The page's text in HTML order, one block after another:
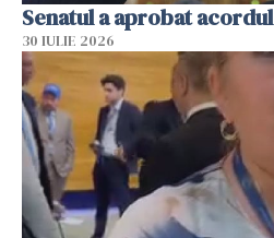
Senatul a aprobat acordul
30 IULIE 2026